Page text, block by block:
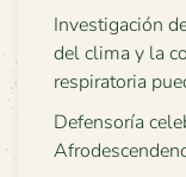
Investigación
del clima y la
respiratoria
Defensoría